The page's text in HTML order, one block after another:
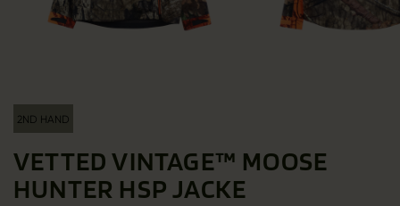
2ND HAND
VETTED VINTAGE™ MOOSE
HUNTER HSP JACKE